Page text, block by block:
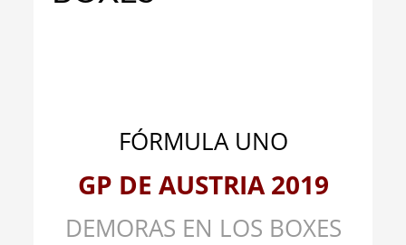
FÓRMULA UNO
GP DE AUSTRIA 2019
DEMORAS EN LOS BOXES